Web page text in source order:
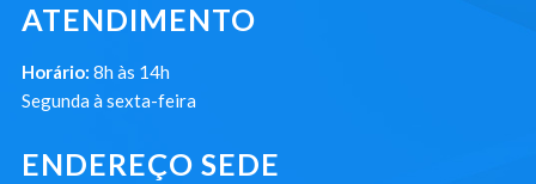
ATENDIMENTO
Horário: 8h às 14h
Segunda à sexta-feira
ENDEREÇO SEDE